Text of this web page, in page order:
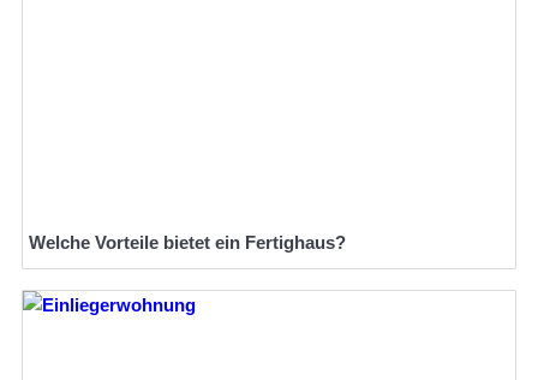
Welche Vorteile bietet ein Fertighaus?